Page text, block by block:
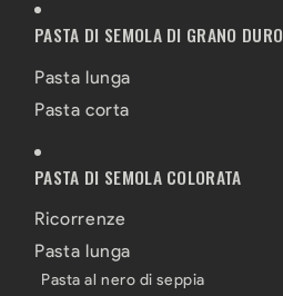
PASTA DI SEMOLA DI GRANO DURO
Pasta lunga
Pasta corta
PASTA DI SEMOLA COLORATA
Ricorrenze
Pasta lunga
Pasta al nero di seppia